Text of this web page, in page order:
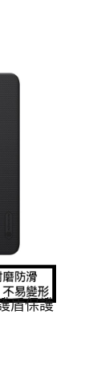
盾保護